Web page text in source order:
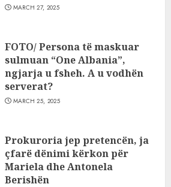
MARCH 27, 2025
FOTO/ Persona të maskuar
sulmuan “One Albania”,
ngjarja u fsheh. A u vodhën
serverat?
MARCH 25, 2025
Prokuroria jep pretencën, ja
çfarë dënimi kërkon për
Mariela dhe Antonela
Berishën